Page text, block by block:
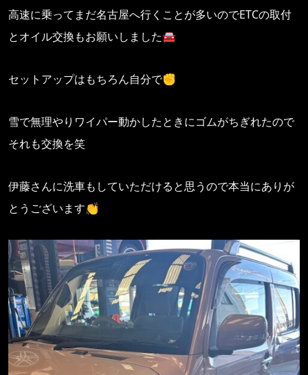
高速に乗ってまだ名古屋へ行くことが多いのでETCの取付
とオイル交換もお願いしました🚘
セットアップはもちろん自分で✊
雪で無理やりワイパー動かしたときにゴムがちぎれたので
それも交換を笑
伊藤さんに洗車もしていただけると思うので本当にありが
とうございます👏